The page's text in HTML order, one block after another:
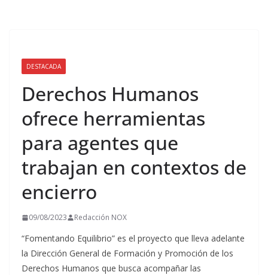
DESTACADA
Derechos Humanos
ofrece herramientas
para agentes que
trabajan en contextos de
encierro
09/08/2023 Redacción NOX
“Fomentando Equilibrio” es el proyecto que lleva adelante
la Dirección General de Formación y Promoción de los
Derechos Humanos que busca acompañar las